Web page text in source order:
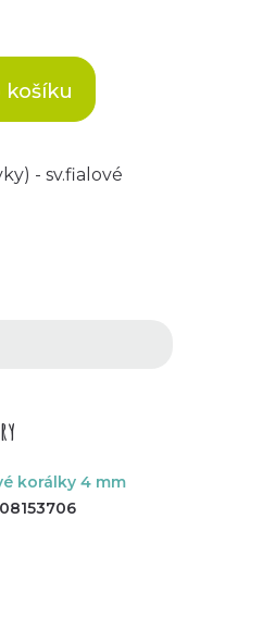
košíku
- sv.fialové
korálky 4 mm